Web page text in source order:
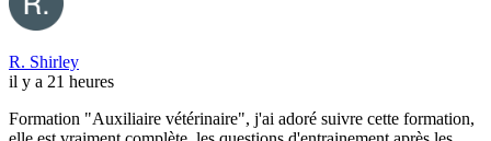
R. Shirley
il y a 21 heures
Formation "Auxiliaire vétérinaire", j'ai adoré suivre cette formation,